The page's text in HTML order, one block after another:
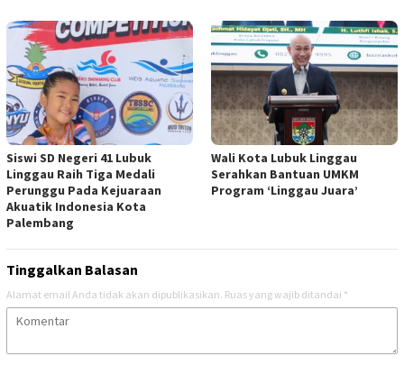
Siswi SD Negeri 41 Lubuk
Linggau Raih Tiga Medali
Perunggu Pada Kejuaraan
Akuatik Indonesia Kota
Palembang
Wali Kota Lubuk Linggau
Serahkan Bantuan UMKM
Program ‘Linggau Juara’
Tinggalkan Balasan
Alamat email Anda tidak akan dipublikasikan. Ruas yang wajib ditandai *